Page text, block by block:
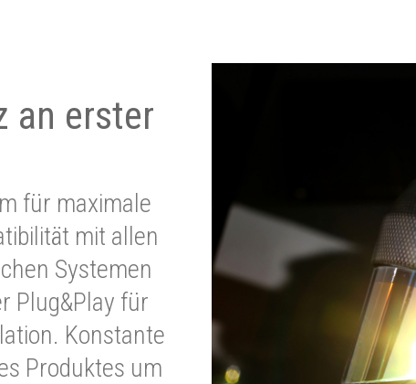
an erster
für maximale
mit allen
Systemen
Plug&Play für
Konstante
Produktes um